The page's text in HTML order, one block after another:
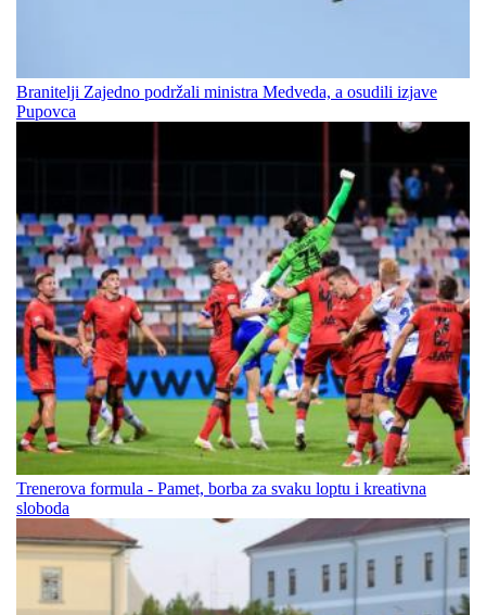
Branitelji Zajedno podržali ministra Medveda, a osudili izjave
Pupovca
Trenerova formula - Pamet, borba za svaku loptu i kreativna
sloboda